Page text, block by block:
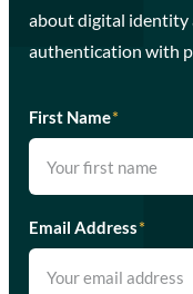
about digital identity
authentication with
First Name*
Email Address*